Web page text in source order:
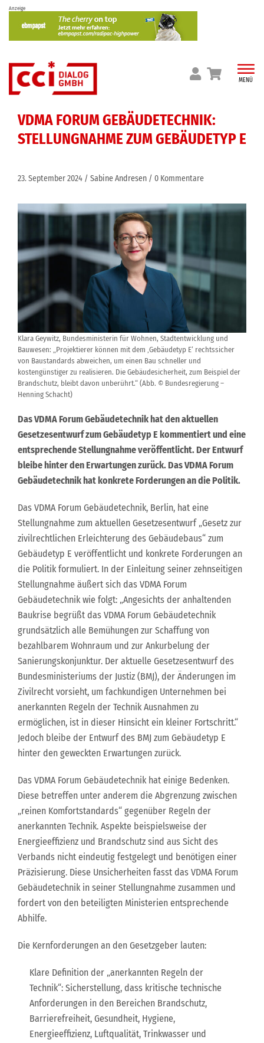
Skip
content
Anzeige
MENÜ
VDMA FORUM GEBÄUDETECHNIK:
STELLUNGNAHME ZUM GEBÄUDETYP E
23. September 2024 Sabine Andresen 0 Kommentare
Klara Geywitz, Bundesministerin für Wohnen, Stadtentwicklung und
Bauwesen: „Projektierer können mit dem ‚Gebäudetyp E‘ rechtssicher
von Baustandards abweichen, um einen Bau schneller und
kostengünstiger zu realisieren. Die Gebäudesicherheit, zum Beispiel der
Brandschutz, bleibt davon unberührt.“ (Abb. © Bundesregierung –
Henning Schacht)
Das VDMA Forum Gebäudetechnik hat den aktuellen
Gesetzesentwurf zum Gebäudetyp E kommentiert und eine
entsprechende Stellungnahme veröffentlicht. Der Entwurf
bleibe hinter den Erwartungen zurück. Das VDMA Forum
Gebäudetechnik hat konkrete Forderungen an die Politik.
Das VDMA Forum Gebäudetechnik, Berlin, hat eine
Stellungnahme zum aktuellen Gesetzesentwurf „Gesetz zur
zivilrechtlichen Erleichterung des Gebäudebaus“ zum
Gebäudetyp E veröffentlicht und konkrete Forderungen an
die Politik formuliert. In der Einleitung seiner zehnseitigen
Stellungnahme äußert sich das VDMA Forum
Gebäudetechnik wie folgt: „Angesichts der anhaltenden
Baukrise begrüßt das VDMA Forum Gebäudetechnik
grundsätzlich alle Bemühungen zur Schaffung von
bezahlbarem Wohnraum und zur Ankurbelung der
Sanierungskonjunktur. Der aktuelle Gesetzesentwurf des
Bundesministeriums der Justiz (BMJ), der Änderungen im
Zivilrecht vorsieht, um fachkundigen Unternehmen bei
anerkannten Regeln der Technik Ausnahmen zu
ermöglichen, ist in dieser Hinsicht ein kleiner Fortschritt.“
Jedoch bleibe der Entwurf des BMJ zum Gebäudetyp E
hinter den geweckten Erwartungen zurück.
Das VDMA Forum Gebäudetechnik hat einige Bedenken.
Diese betreffen unter anderem die Abgrenzung zwischen
„reinen Komfortstandards“ gegenüber Regeln der
anerkannten Technik. Aspekte beispielsweise der
Energieeffizienz und Brandschutz sind aus Sicht des
Verbands nicht eindeutig festgelegt und benötigen einer
Präzisierung. Diese Unsicherheiten fasst das VDMA Forum
Gebäudetechnik in seiner Stellungnahme zusammen und
fordert von den beteiligten Ministerien entsprechende
Abhilfe.
Die Kernforderungen an den Gesetzgeber lauten:
Klare Definition der „anerkannten Regeln der
Technik“: Sicherstellung, dass kritische technische
Anforderungen in den Bereichen Brandschutz,
Barrierefreiheit, Gesundheit, Hygiene,
Energieeffizienz, Luftqualität, Trinkwasser und